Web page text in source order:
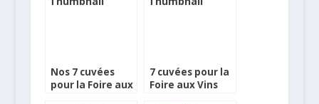
Nos 7 cuvées
pour la Foire aux
7 cuvées pour la
Foire aux Vins